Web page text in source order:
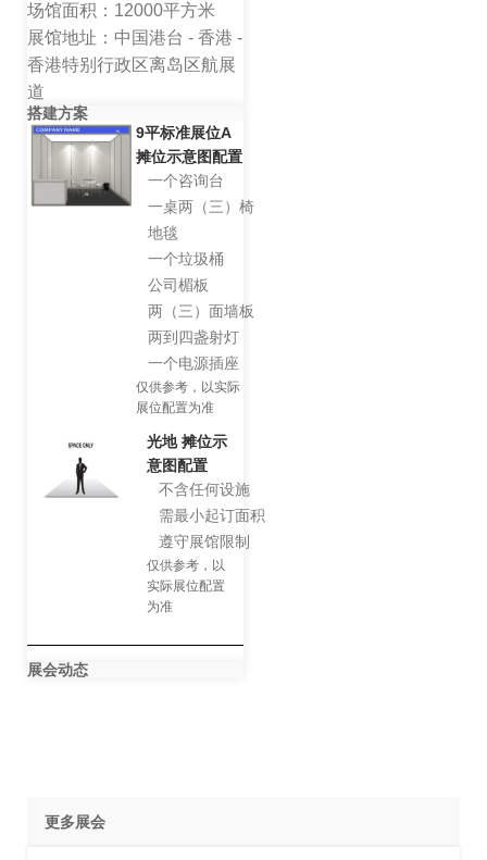
场馆面积：12000平方米
展馆地址：中国港台 - 香港 -
香港特别行政区离岛区航展
道
搭建方案
9平标准展位A
摊位示意图配置
一个咨询台
一桌两（三）椅
地毯
一个垃圾桶
公司楣板
两（三）面墙板
两到四盏射灯
一个电源插座
仅供参考，以实际
展位配置为准
光地 摊位示
意图配置
不含任何设施
需最小起订面积
遵守展馆限制
仅供参考，以
实际展位配置
为准
展会动态
更多展会